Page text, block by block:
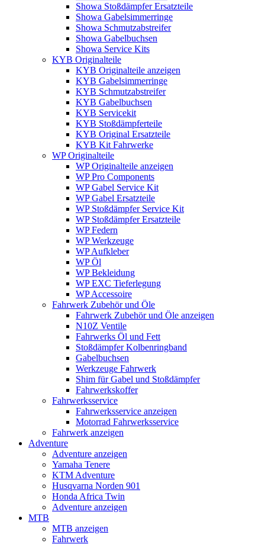
Showa Stoßdämpfer Ersatzteile
Showa Gabelsimmerringe
Showa Schmutzabstreifer
Showa Gabelbuchsen
Showa Service Kits
KYB Originalteile
KYB Originalteile anzeigen
KYB Gabelsimmerringe
KYB Schmutzabstreifer
KYB Gabelbuchsen
KYB Servicekit
KYB Stoßdämpferteile
KYB Original Ersatzteile
KYB Kit Fahrwerke
WP Originalteile
WP Originalteile anzeigen
WP Pro Components
WP Gabel Service Kit
WP Gabel Ersatzteile
WP Stoßdämpfer Service Kit
WP Stoßdämpfer Ersatzteile
WP Federn
WP Werkzeuge
WP Aufkleber
WP Öl
WP Bekleidung
WP EXC Tieferlegung
WP Accessoire
Fahrwerk Zubehör und Öle
Fahrwerk Zubehör und Öle anzeigen
N10Z Ventile
Fahrwerks Öl und Fett
Stoßdämpfer Kolbenringband
Gabelbuchsen
Werkzeuge Fahrwerk
Shim für Gabel und Stoßdämpfer
Fahrwerkskoffer
Fahrwerksservice
Fahrwerksservice anzeigen
Motorrad Fahrwerksservice
Fahrwerk anzeigen
Adventure
Adventure anzeigen
Yamaha Tenere
KTM Adventure
Husqvarna Norden 901
Honda Africa Twin
Adventure anzeigen
MTB
MTB anzeigen
Fahrwerk